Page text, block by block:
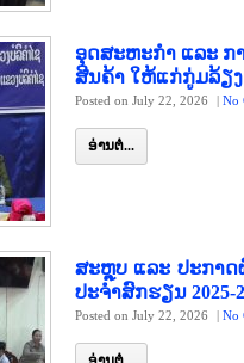
ອຸດສະຫະກຳ ແລະ ກ
ສີນຄ້າ ໃຫ້ແກ່ກູ່ມລ້ຽ
Posted on July 22, 2026 | No
ອ່ານຕໍ່...
ສະຫຼຸບ ແລະ ປະກາດ
ປະຈຳສົກຮຽນ 2025-
Posted on July 22, 2026 | No